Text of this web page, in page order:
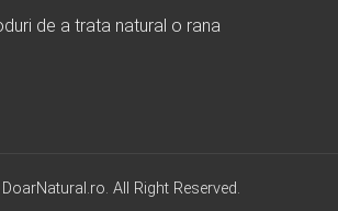
de a trata natural o rana
All Right Reserved.